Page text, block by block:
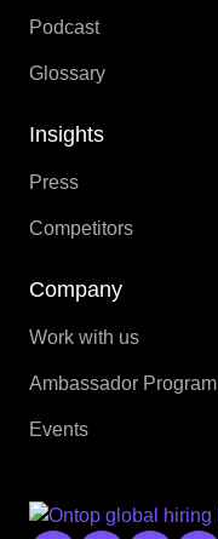
Podcast
Glossary
Insights
Press
Competitors
Company
Work with us
Ambassador Program
Events